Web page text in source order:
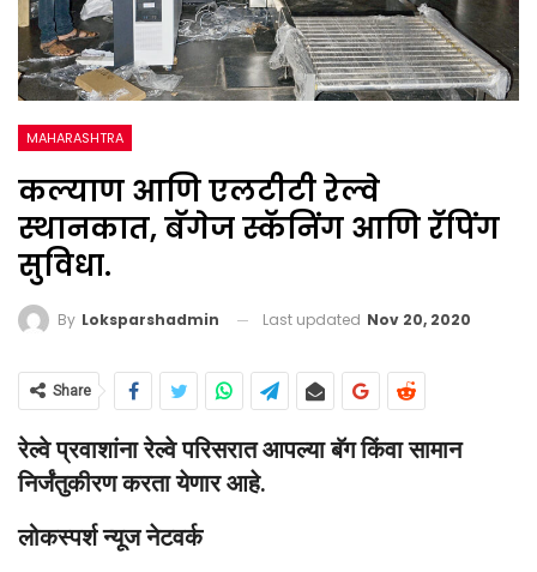
MAHARASHTRA
कल्याण आणि एलटीटी रेल्वे
स्थानकात, बॅगेज स्कॅनिंग आणि रॅपिंग
सुविधा.
By Loksparshadmin Last updated Nov 20, 2020
Share
रेल्वे प्रवाशांना रेल्वे परिसरात आपल्या बॅग किंवा सामान
निर्जंतुकीरण करता येणार आहे.
लोकस्पर्श न्यूज नेटवर्क